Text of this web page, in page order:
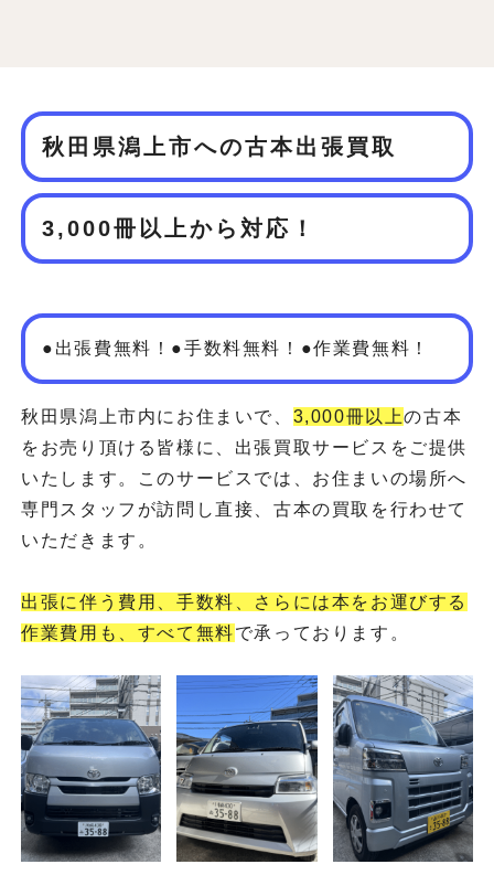
秋田県潟上市への古本出張買取
3,000冊以上から対応！
●出張費無料！●手数料無料！●作業費無料！
秋田県潟上市内にお住まいで、 3,000冊以上の古本
をお売り頂ける皆様に、出張買取サービスをご提供
いたします。このサービスでは、お住まいの場所へ
専門スタッフが訪問し直接、古本の買取を行わせて
いただきます。
出張に伴う費用、手数料、さらには本をお運びする
作業費用も、すべて無料で承っております。